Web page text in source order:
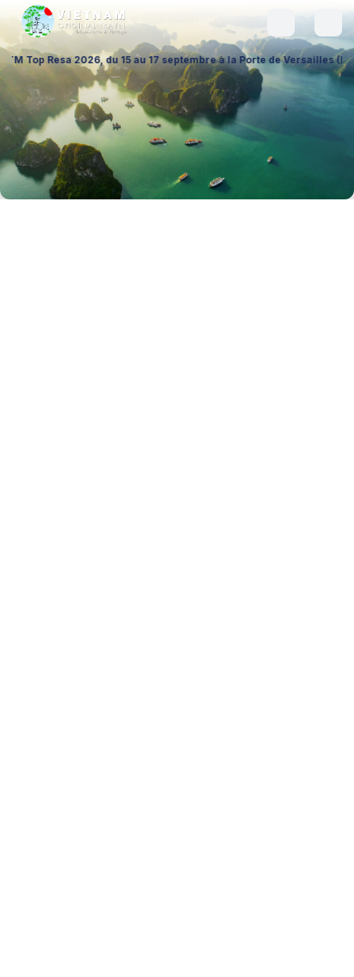
du 15 au 17 septembre à la Porte de Versailles (Hall 1 – Stand